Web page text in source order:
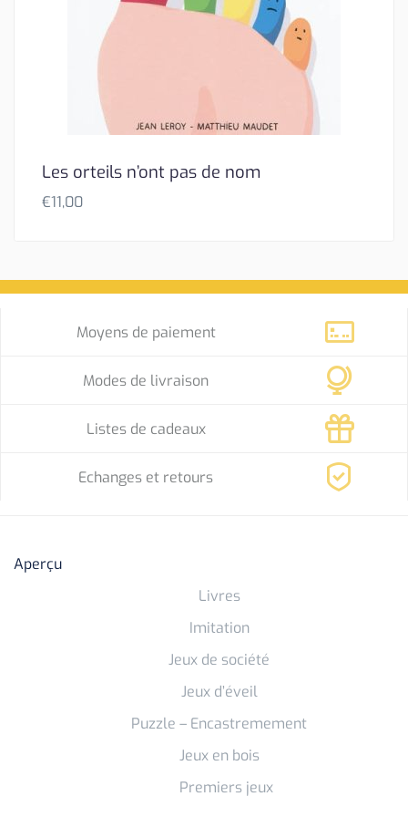
Les orteils n’ont pas de nom
€11,00
Moyens de paiement
Modes de livraison
Listes de cadeaux
Echanges et retours
Aperçu
Livres
Imitation
Jeux de société
Jeux d’éveil
Puzzle – Encastremement
Jeux en bois
Premiers jeux